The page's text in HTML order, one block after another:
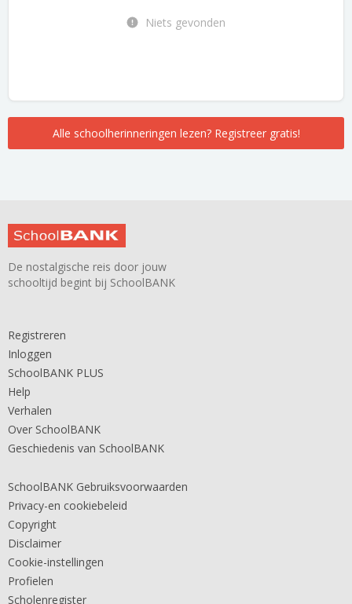
Niets gevonden
Alle schoolherinneringen lezen? Registreer gratis!
De nostalgische reis door jouw
schooltijd begint bij SchoolBANK
Registreren
Inloggen
SchoolBANK PLUS
Help
Verhalen
Over SchoolBANK
Geschiedenis van SchoolBANK
SchoolBANK Gebruiksvoorwaarden
Privacy-en cookiebeleid
Copyright
Disclaimer
Cookie-instellingen
Profielen
Scholenregister